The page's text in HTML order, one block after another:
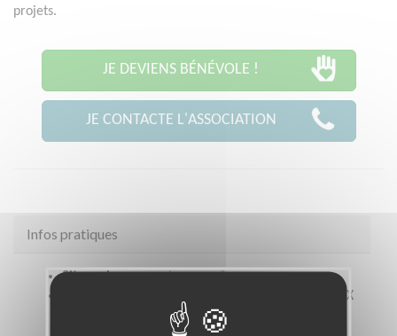
projets.
JE DEVIENS BÉNÉVOLE !
JE CONTACTE L'ASSOCIATION
Infos pratiques
Site web www.croix-rouge.fr
82 Bvd George Sand CHATEAUROUX